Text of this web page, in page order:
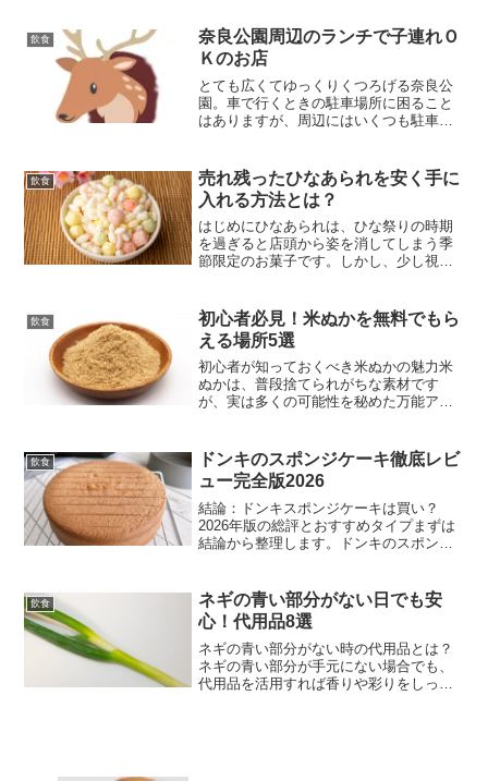
自然素材の魅力を紹介します。ミョウバ
ンはどんな素材？ミョウバ...
飲食
奈良公園周辺のランチで子連れＯ
Ｋのお店
とても広くてゆっくりくつろげる奈良公
園。車で行くときの駐車場所に困ること
はありますが、周辺にはいくつも駐車場
連れで出かける方のために子連れでも大
丈夫な御食事処を紹介して...
飲食
売れ残ったひなあられを安く手に
入れる方法とは？
はじめにひなあられは、ひな祭りの時期
を過ぎると店頭から姿を消してしまう季
節限定のお菓子です。しかし、少し視点
ることもできます。本記事では、売れ残
ったひなあられを上手に活...
飲食
初心者必見！米ぬかを無料でもら
える場所5選
初心者が知っておくべき米ぬかの魅力米
ぬかは、普段捨てられがちな素材です
が、実は多くの可能性を秘めた万能アイ
心者にもわかりやすく解説します。米ぬ
かとは？基本の成分と用途米...
飲食
ドンキのスポンジケーキ徹底レビ
ュー完全版2026
結論：ドンキスポンジケーキは買い？
2026年版の総評とおすすめタイプまずは
結論から整理します。ドンキのスポンジ
時点の総合評価をまとめます。専門店レ
ベルの完成度を...
飲食
ネギの青い部分がない日でも安
心！代用品8選
ネギの青い部分がない時の代用品とは？
ネギの青い部分が手元にない場合でも、
代用品を活用すれば香りや彩りをしっか